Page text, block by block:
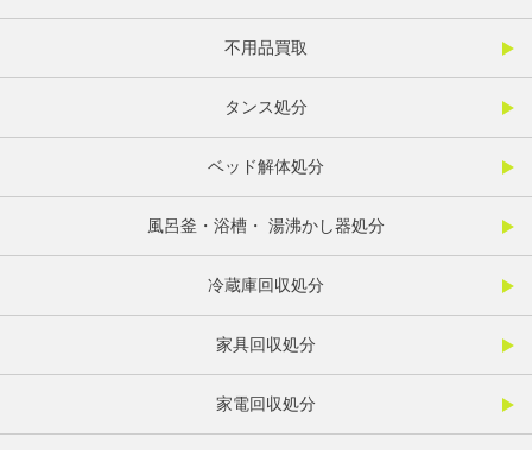
不用品買取
タンス処分
ベッド解体処分
風呂釜・浴槽・ 湯沸かし器処分
冷蔵庫回収処分
家具回収処分
家電回収処分